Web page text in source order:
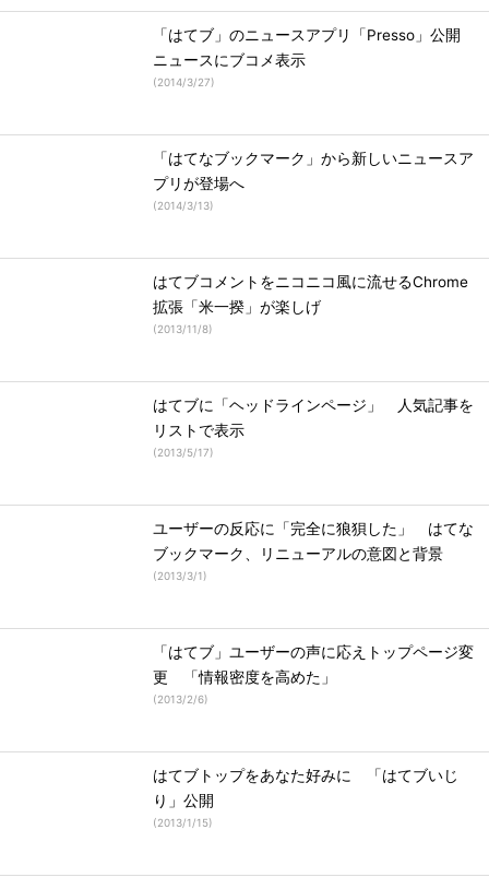
「はてブ」のニュースアプリ「Presso」公開
ニュースにブコメ表示
(2014/3/27)
「はてなブックマーク」から新しいニュースア
プリが登場へ
(2014/3/13)
はてブコメントをニコニコ風に流せるChrome
拡張「米一揆」が楽しげ
(2013/11/8)
はてブに「ヘッドラインページ」 人気記事を
リストで表示
(2013/5/17)
ユーザーの反応に「完全に狼狽した」 はてな
ブックマーク、リニューアルの意図と背景
(2013/3/1)
「はてブ」ユーザーの声に応えトップページ変
更 「情報密度を高めた」
(2013/2/6)
はてブトップをあなた好みに 「はてブいじ
り」公開
(2013/1/15)